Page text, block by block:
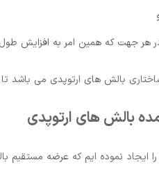
هر جهت که همین امر به افزایش
بالش های ارتوپدی می باشد تا
بالش های ارتوپدی
ایجاد نموده ایم که عرضه مستقیم